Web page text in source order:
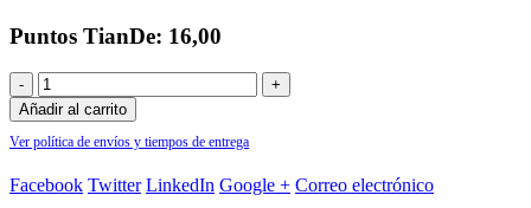
Puntos TianDe: 16,00
-
+
Añadir al carrito
Ver política de envíos y tiempos de entrega
Facebook Twitter LinkedIn Google + Correo electrónico